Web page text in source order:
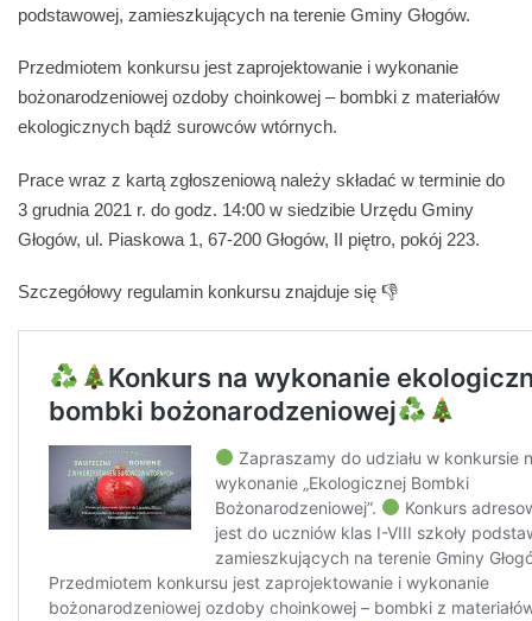
podstawowej, zamieszkujących na terenie Gminy Głogów.
Przedmiotem konkursu jest zaprojektowanie i wykonanie
bożonarodzeniowej ozdoby choinkowej – bombki z materiałów
ekologicznych bądź surowców wtórnych.
Prace wraz z kartą zgłoszeniową należy składać w terminie do
3 grudnia 2021 r. do godz. 14:00 w siedzibie Urzędu Gminy
Głogów, ul. Piaskowa 1, 67-200 Głogów, II piętro, pokój 223.
Szczegółowy regulamin konkursu znajduje się 👎